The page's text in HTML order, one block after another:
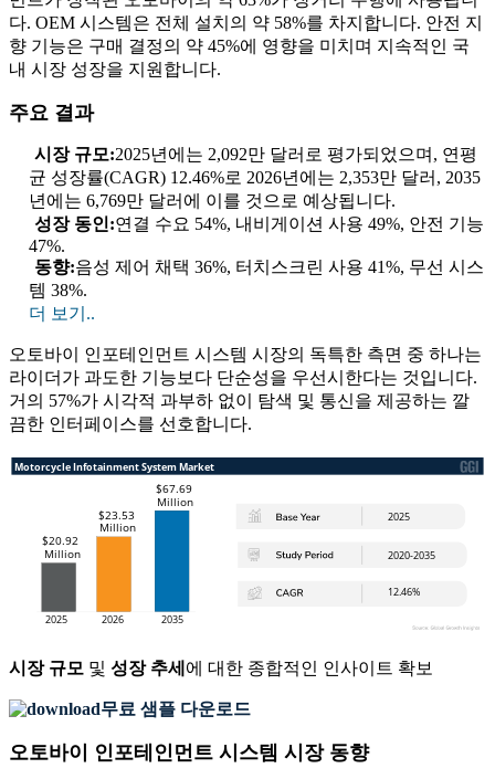
다. OEM 시스템은 전체 설치의 약 58%를 차지합니다. 안전 지
향 기능은 구매 결정의 약 45%에 영향을 미치며 지속적인 국
내 시장 성장을 지원합니다.
주요 결과
시장 규모:2025년에는 2,092만 달러로 평가되었으며, 연평
균 성장률(CAGR) 12.46%로 2026년에는 2,353만 달러, 2035
년에는 6,769만 달러에 이를 것으로 예상됩니다.
성장 동인:연결 수요 54%, 내비게이션 사용 49%, 안전 기능
47%.
동향:음성 제어 채택 36%, 터치스크린 사용 41%, 무선 시스
템 38%.
더 보기..
오토바이 인포테인먼트 시스템 시장의 독특한 측면 중 하나는
라이더가 과도한 기능보다 단순성을 우선시한다는 것입니다.
거의 57%가 시각적 과부하 없이 탐색 및 통신을 제공하는 깔
끔한 인터페이스를 선호합니다.
시장 규모 및 성장 추세 에 대한 종합적인 인사이트 확보
무료 샘플 다운로드
오토바이 인포테인먼트 시스템 시장 동향